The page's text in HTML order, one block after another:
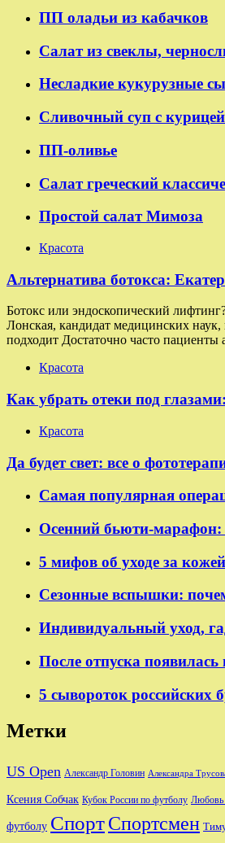
ПП оладьи из кабачков
Салат из свеклы,
Несладкие кукурузные
Сливочный суп с
ПП-оливье
Салат греческий
Простой салат Мимоза
Красота
Альтернатива ботокса:
Ботокс или эндоскопический
Лонская, кандидат медицинских
подходит Достаточно часто
Красота
Как убрать отеки под
Красота
Да будет свет: все о
Самая популярная
Осенний бьюти-марафон:
5 мифов об уходе за
Сезонные вспышки:
Индивидуальный уход,
После отпуска
5 сывороток российских
Метки
US Open Александр Головин Александра
Ксения Собчак Кубок России по футболу Любовь
футболу СпортСпортсмен